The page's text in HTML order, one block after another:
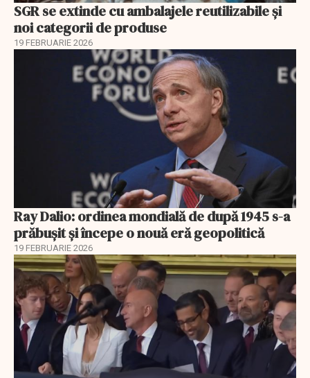
SGR se extinde cu ambalajele reutilizabile și
noi categorii de produse
19 FEBRUARIE 2026
Ray Dalio: ordinea mondială de după 1945 s-a
prăbușit și începe o nouă eră geopolitică
19 FEBRUARIE 2026